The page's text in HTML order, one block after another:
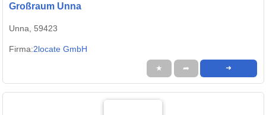
Großraum Unna
Unna, 59423
Firma:2locate GmbH
★ ➦ ➜